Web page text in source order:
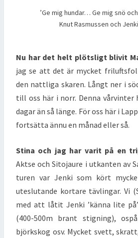
’Ge mig hundar… Ge mig snö
Knut Rasmussen och
Nu har det helt plötsligt blivit
jag se att det är mycket
den nattliga skaren. Långt ner i
till oss här i norr. Denna
dagar än så länge. För oss här i
fortsätta ännu en månad eller så.
Stina och jag har varit på en
Aktse och Sitojaure i utkanten av
turen var Jenki som kört
uteslutande kortare tävlingar. Vi
med att låtit Jenki ’känna lite
(400-500m brant stigning),
björkskog osv. Mycket svett,